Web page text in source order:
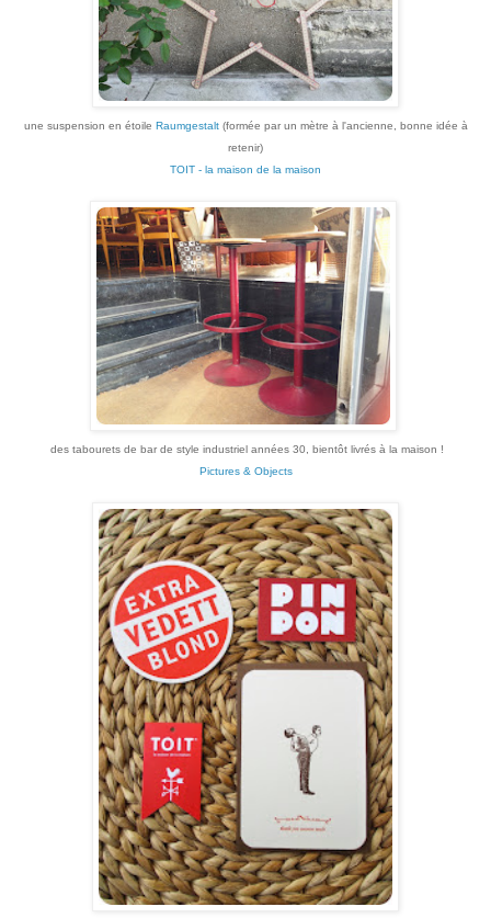
une suspension en étoile Raumgestalt(formée par un mètre à l'ancienne, bonne idée à
retenir)
TOIT - la maison de la maison
des tabourets de bar de style industriel années 30, bientôt livrés à la maison !
Pictures & Objects